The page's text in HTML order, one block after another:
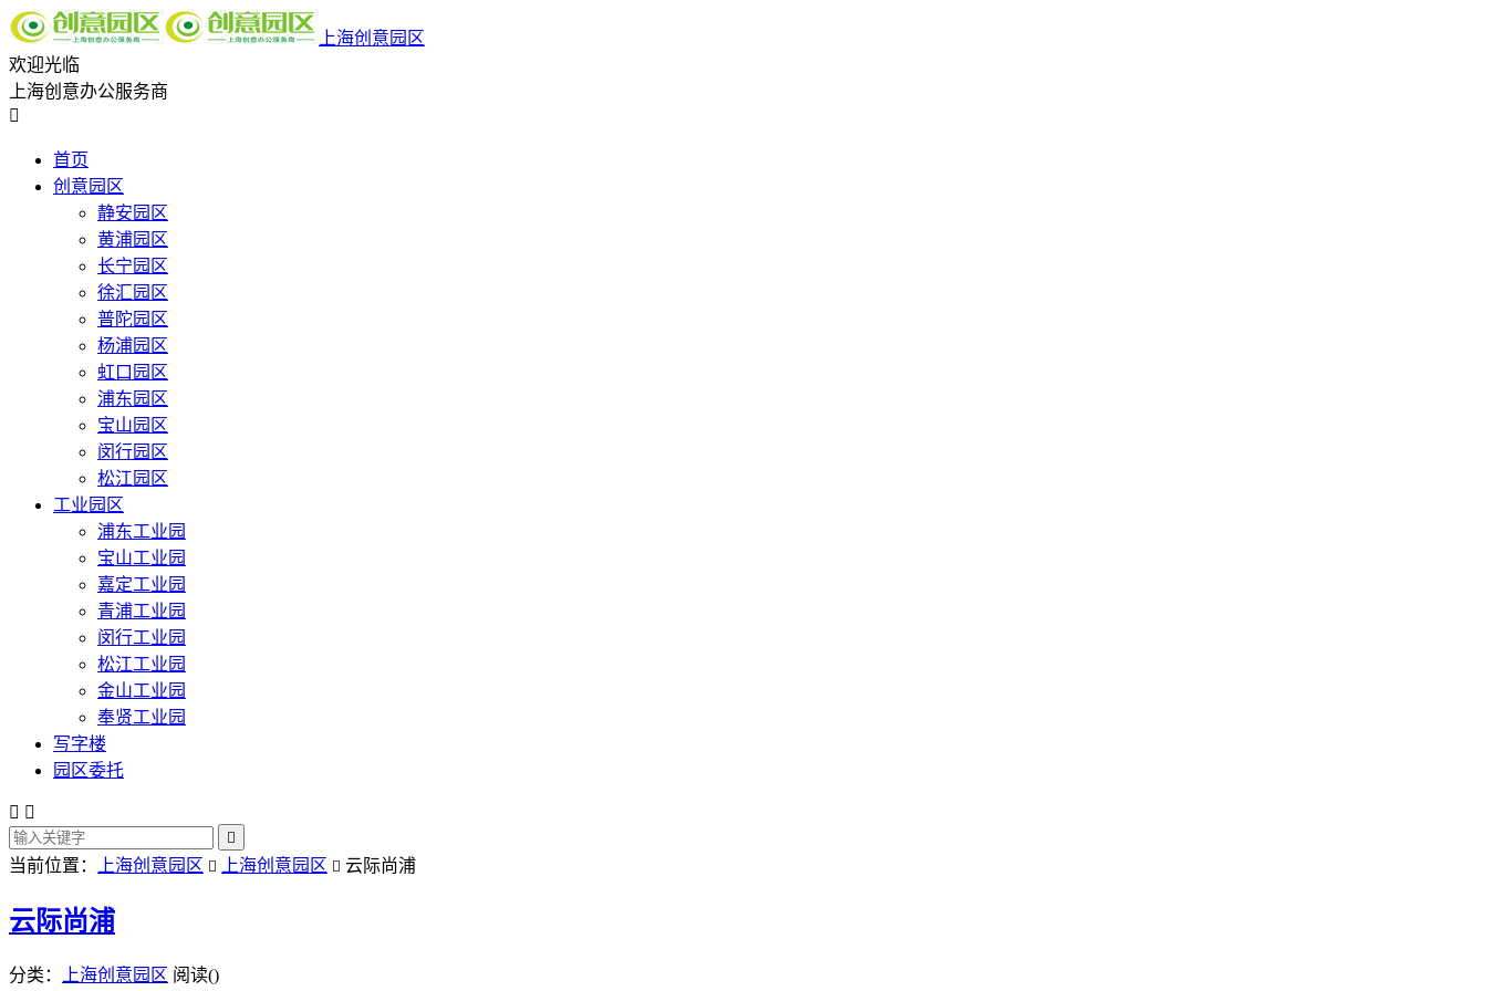
上海创意园区
欢迎光临
上海创意办公服务商

首页
创意园区
静安园区
黄浦园区
长宁园区
徐汇园区
普陀园区
杨浦园区
虹口园区
浦东园区
宝山园区
闵行园区
松江园区
工业园区
浦东工业园
宝山工业园
嘉定工业园
青浦工业园
闵行工业园
松江工业园
金山工业园
奉贤工业园
写字楼
园区委托
 

当前位置： 上海创意园区  上海创意园区  云际尚浦
云际尚浦
分类： 上海创意园区 阅读()